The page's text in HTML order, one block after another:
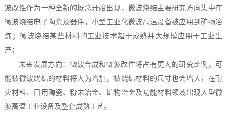
波改性作为一种全新的概念开始出现，微波烧结主要研究方向集中在
微波烧结电子陶瓷及器件，小型工业化微波高温设备被应用到矿物冶
炼；微波烧结某些材料的工业技术趋于成熟并大规模应用于工业生
产；
未来发展方向：微波合成和微波改性将占有更大的研究比例，可
能被微波烧结的材料将大为增加，被烧结材料的尺寸也会增大，在耐
火材料、日用陶瓷、粉末冶金、矿物冶金及功能材料领域出现大型微
波高温工业设备及整套成熟工艺。